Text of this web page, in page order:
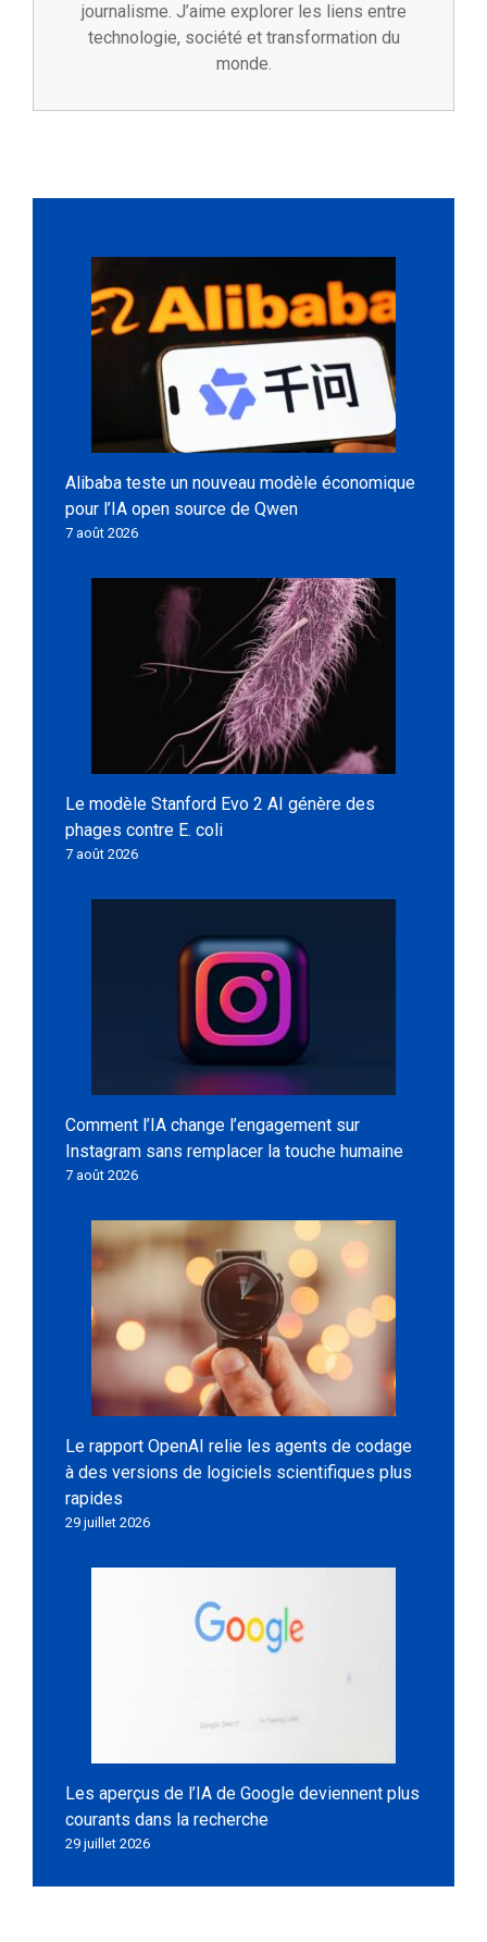
journalisme. J’aime explorer les liens entre
technologie, société et transformation du
monde.
Alibaba teste un nouveau modèle économique
pour l’IA open source de Qwen
7 août 2026
Le modèle Stanford Evo 2 AI génère des
phages contre E. coli
7 août 2026
Comment l’IA change l’engagement sur
Instagram sans remplacer la touche humaine
7 août 2026
Le rapport OpenAI relie les agents de codage
à des versions de logiciels scientifiques plus
rapides
29 juillet 2026
Les aperçus de l’IA de Google deviennent plus
courants dans la recherche
29 juillet 2026